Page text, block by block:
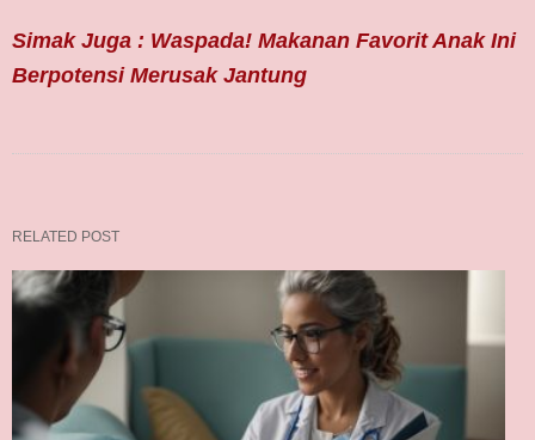
Simak Juga : Waspada! Makanan Favorit Anak Ini
Berpotensi Merusak Jantung
RELATED POST